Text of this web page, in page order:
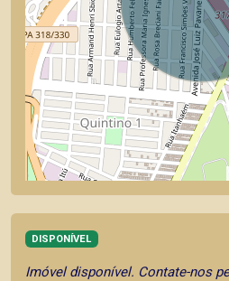
DISPONÍVEL
Imóvel disponível. Contate-nos